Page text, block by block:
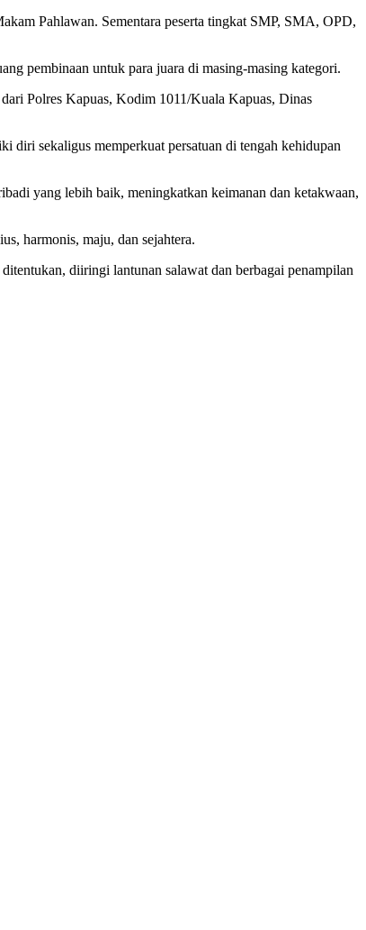
Pahlawan. Sementara peserta tingkat SMP, SMA, OPD,
pembinaan untuk para juara di masing-masing kategori.
Polres Kapuas, Kodim 1011/Kuala Kapuas, Dinas
diri sekaligus memperkuat persatuan di tengah kehidupan
yang lebih baik, meningkatkan keimanan dan ketakwaan,
harmonis, maju, dan sejahtera.
diiringi lantunan salawat dan berbagai penampilan